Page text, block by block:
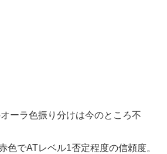
ーラ色振り分けは今のところ不
色でATレベル1否定程度の信頼度。